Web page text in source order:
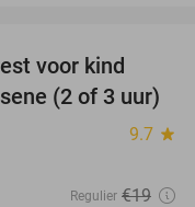
voor kind
(2 of 3 uur)
9.7 star
Regulier €19